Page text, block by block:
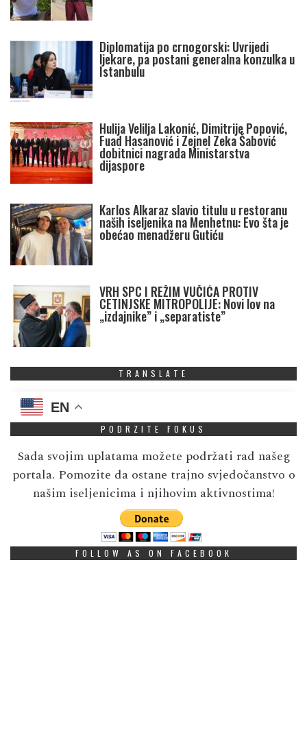
Diplomatija po crnogorski: Uvrijedi
ljekare, pa postani generalna konzulka u
Istanbulu
Hulija Velilja Lakonić, Dimitrije Popović,
Fuad Hasanović i Zejnel Zeka Šabović
dobitnici nagrada Ministarstva
dijaspore
Karlos Alkaraz slavio titulu u restoranu
naših iseljenika na Menhetnu: Evo šta je
obećao menadžeru Gutiću
VRH SPC I REŽIM VUČIĆA PROTIV
CETINJSKE MITROPOLIJE: Novi lov na
„izdajnike” i „separatiste”
TRANSLATE
EN
PODRZITE FOKUS
Sada svojim uplatama možete podržati rad našeg
portala. Pomozite da ostane trajno svjedočanstvo o
našim iseljenicima i njihovim aktivnostima!
FOLLOW AS ON FACEBOOK